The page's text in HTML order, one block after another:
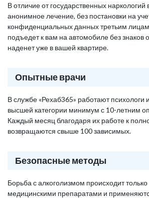
В отличие от государственных наркологий
анонимное лечение, без постановки на
конфиденциальных данных третьим
подъедет к вам на автомобиле без знаков
наденет уже в вашей квартире.
Опытные врачи
В службе «Рехаб365» работают психологи
высшей категории минимум с 10-летним
Каждый месяц благодаря их работе к
возвращаются свыше 100 зависимых.
Безопасные методы
Борьба с алкоголизмом происходит
медицинскими препаратами и